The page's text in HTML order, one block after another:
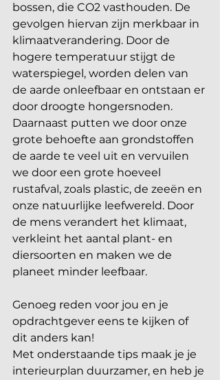
bossen, die CO2 vasthouden. De
gevolgen hiervan zijn merkbaar in
klimaatverandering. Door de
hogere temperatuur stijgt de
waterspiegel, worden delen van
de aarde onleefbaar en ontstaan er
door droogte hongersnoden.
Daarnaast putten we door onze
grote behoefte aan grondstoffen
de aarde te veel uit en vervuilen
we door een grote hoeveel
rustafval, zoals plastic, de zeeën en
onze natuurlijke leefwereld. Door
de mens verandert het klimaat,
verkleint het aantal plant- en
diersoorten en maken we de
planeet minder leefbaar.
Genoeg reden voor jou en je
opdrachtgever eens te kijken of
dit anders kan!
Met onderstaande tips maak je je
interieurplan duurzamer, en heb je